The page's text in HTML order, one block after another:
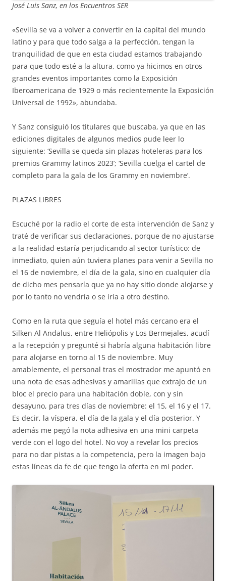
José Luis Sanz, en los Encuentros SER
«Sevilla se va a volver a convertir en la capital del mundo
latino y para que todo salga a la perfección, tengan la
tranquilidad de que en esta ciudad estamos trabajando
para que todo esté a la altura, como ya hicimos en otros
grandes eventos importantes como la Exposición
Iberoamericana de 1929 o más recientemente la Exposición
Universal de 1992», abundaba.
Y Sanz consiguió los titulares que buscaba, ya que en las
ediciones digitales de algunos medios pude leer lo
siguiente: ‘Sevilla se queda sin plazas hoteleras para los
premios Grammy latinos 2023’; ‘Sevilla cuelga el cartel de
completo para la gala de los Grammy en noviembre’.
PLAZAS LIBRES
Escuché por la radio el corte de esta intervención de Sanz y
traté de verificar sus declaraciones, porque de no ajustarse
a la realidad estaría perjudicando al sector turístico: de
inmediato, quien aún tuviera planes para venir a Sevilla no
el 16 de noviembre, el día de la gala, sino en cualquier día
de dicho mes pensaría que ya no hay sitio donde alojarse y
por lo tanto no vendría o se iría a otro destino.
Como en la ruta que seguía el hotel más cercano era el
Silken Al Andalus, entre Heliópolis y Los Bermejales, acudí
a la recepción y pregunté si habría alguna habitación libre
para alojarse en torno al 15 de noviembre. Muy
amablemente, el personal tras el mostrador me apuntó en
una nota de esas adhesivas y amarillas que extrajo de un
bloc el precio para una habitación doble, con y sin
desayuno, para tres días de noviembre: el 15, el 16 y el 17.
Es decir, la víspera, el día de la gala y el día posterior. Y
además me pegó la nota adhesiva en una mini carpeta
verde con el logo del hotel. No voy a revelar los precios
para no dar pistas a la competencia, pero la imagen bajo
estas líneas da fe de que tengo la oferta en mi poder.